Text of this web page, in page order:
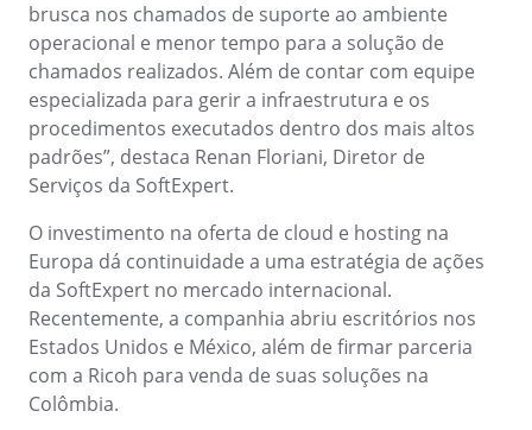
Agronegócio
Automotivo
Energia e Utilidade Pública
Engenharia e Construção
Farmacêutica e Ciências da Vida
Manufatura
Serviços de Saúde
Serviços Financeiros
Setor Público
Tecnologia
Transporte e Logística
Aeroespacial e Defesa
MSA
OKR
PDM
Portfolio
Protocol
Request
ISO 55000
ISO 13485
ITIL
ISO 14971
brusca nos chamados de suporte ao ambiente
operacional e menor tempo para a solução de
chamados realizados. Além de contar com equipe
especializada para gerir a infraestrutura e os
procedimentos executados dentro dos mais altos
padrões”, destaca Renan Floriani, Diretor de
Serviços da SoftExpert.
O investimento na oferta de cloud e hosting na
Europa dá continuidade a uma estratégia de ações
da SoftExpert no mercado internacional.
Recentemente, a companhia abriu escritórios nos
Estados Unidos e México, além de firmar parceria
com a Ricoh para venda de suas soluções na
Colômbia.